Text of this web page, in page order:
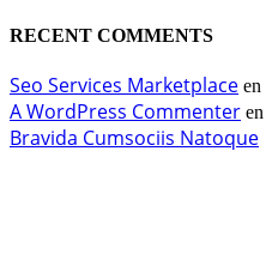
RECENT COMMENTS
Seo Services Marketplace en
A WordPress Commenter en
Bravida Cumsociis Natoque